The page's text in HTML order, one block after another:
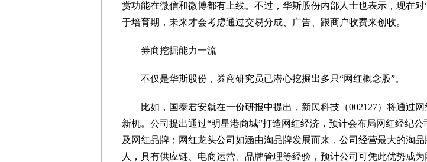
赏功能在微信和微博都有上线。不过，华斯股份内部人士也表示，现在对
于培育期，未来才会考虑通过交易分成、广告、跟商户收费来创收。
券商挖掘能力一流
不仅是华斯股份，券商研究员已潜心挖掘出多只“网红概念股”。
比如，国泰君安就在一份研报中提出，新民科技（002127）将通过网
新机。公司提出通过“明星港商城”打造网红经济，预计会布局网红经纪公
及网红品牌；网红龙头公司如涵由淘品牌发展而来，公司经营最大的淘品
人，具有供应链、电商运营、品牌管理等经验，预计公司可凭此优势成为